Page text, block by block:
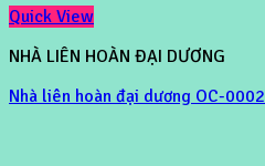
Quick View
NHÀ LIÊN HOÀN ĐẠI DƯƠNG
Nhà liên hoàn đại dương OC-0002